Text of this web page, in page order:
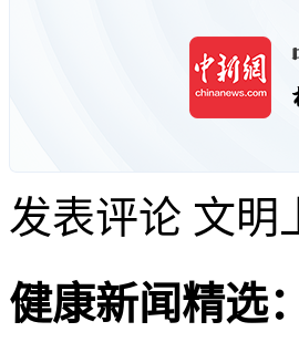
发表评论 文明
健康新闻精选：